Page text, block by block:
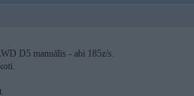
D5 manuālis - abi 185z/s.